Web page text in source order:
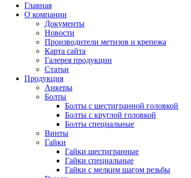
Главная
О компании
Документы
Новости
Производители метизов и крепежа
Карта сайта
Галерея продукции
Статьи
Продукция
Анкеры
Болты
Болты с шестигранной головкой
Болты с круглой головкой
Болты специальные
Винты
Гайки
Гайки шестигранные
Гайки специальные
Гайки с мелким шагом резьбы